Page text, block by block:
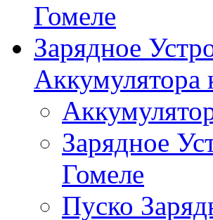
Гомеле
Зарядное
Аккумулятора
Зарядное
Гомеле
Пуско